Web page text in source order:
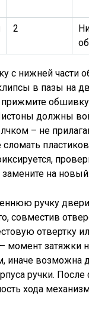
2
с нижней части
в пазы на
прижмите
должны
– не
сломать
замените на новый.
ручку
совместив
отвертку
момент затяжки
иначе возможна
ручки.
хода